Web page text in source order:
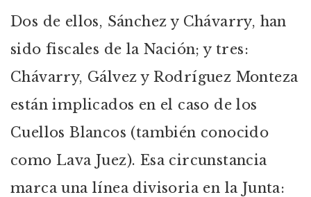
Dos de ellos, Sánchez y Chávarry, han
sido fiscales de la Nación; y tres:
Chávarry, Gálvez y Rodríguez Monteza
están implicados en el caso de los
Cuellos Blancos (también conocido
como Lava Juez). Esa circunstancia
marca una línea divisoria en la Junta: